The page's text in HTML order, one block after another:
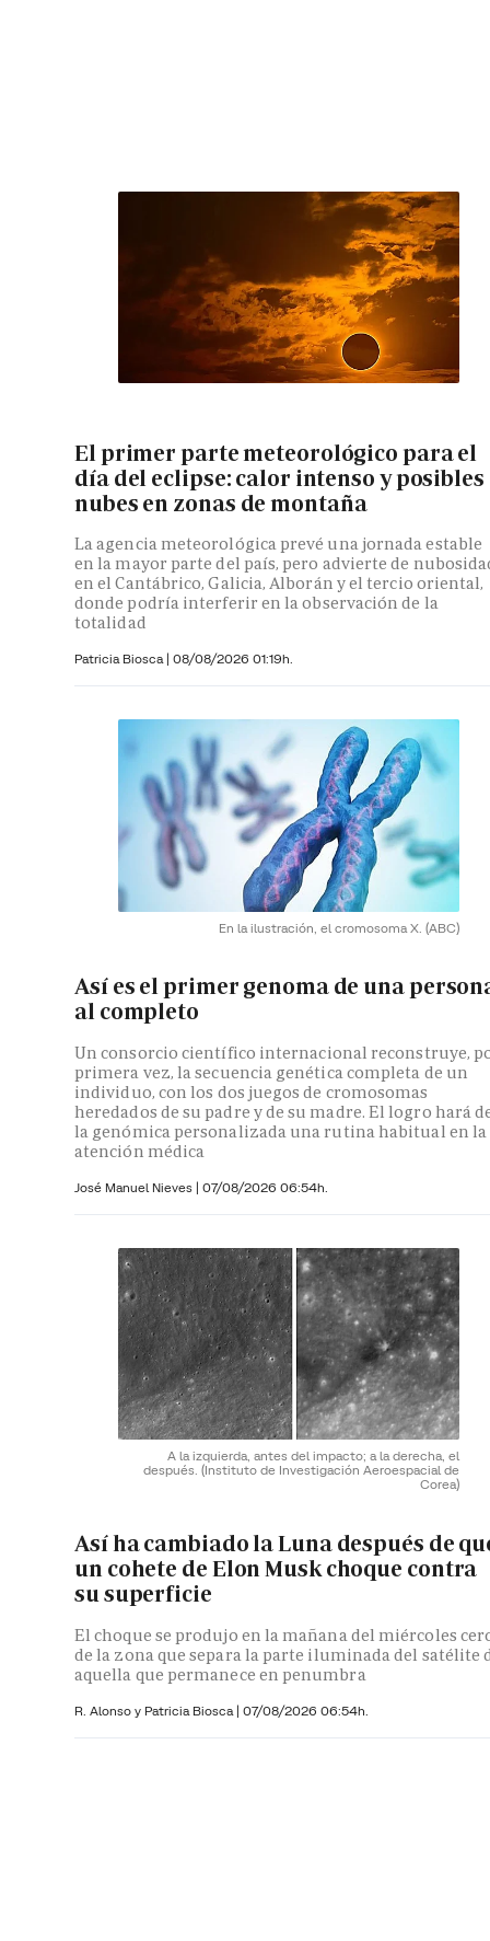
El primer parte meteorológico para el
día del eclipse: calor intenso y posibles
nubes en zonas de montaña
La agencia meteorológica prevé una jornada estable
en la mayor parte del país, pero advierte de
en el Cantábrico, Galicia, Alborán y el tercio oriental,
donde podría interferir en la observación de la
totalidad
Patricia Biosca | 08/08/2026 01:19h.
En la ilustración, el cromosoma X. (ABC)
Así es el primer genoma de una
al completo
Un consorcio científico internacional reconstruye,
primera vez, la secuencia genética completa de un
individuo, con los dos juegos de cromosomas
heredados de su padre y de su madre. El logro hará
la genómica personalizada una rutina habitual en la
atención médica
José Manuel Nieves | 07/08/2026 06:54h.
A la izquierda, antes del impacto; a la derecha, el
después. (Instituto de Investigación Aeroespacial de
Corea)
Así ha cambiado la Luna después de
un cohete de Elon Musk choque contra
su superficie
El choque se produjo en la mañana del miércoles
de la zona que separa la parte iluminada del satélite
aquella que permanece en penumbra
R. Alonso y Patricia Biosca | 07/08/2026 06:54h.